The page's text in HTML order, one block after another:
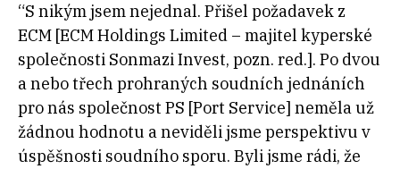
“S nikým jsem nejednal. Přišel požadavek z
ECM [ECM Holdings Limited – majitel kyperské
společnosti Sonmazi Invest, pozn. red.]. Po dvou
a nebo třech prohraných soudních jednáních
pro nás společnost PS [Port Service] neměla už
žádnou hodnotu a neviděli jsme perspektivu v
úspěšnosti soudního sporu. Byli jsme rádi, že